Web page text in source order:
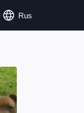
Rus